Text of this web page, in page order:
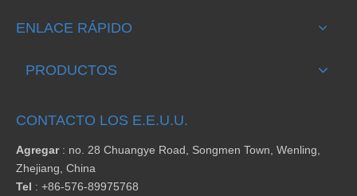
ENLACE RÁPIDO
PRODUCTOS
CONTACTO LOS E.E.U.U.
Agregar : no. 28 Chuangye Road, Songmen Town, Wenling,
Zhejiang, China
Tel : +86-576-89975768